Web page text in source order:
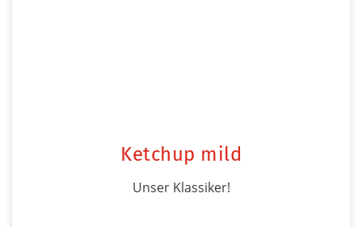
Ketchup mild
Unser Klassiker!